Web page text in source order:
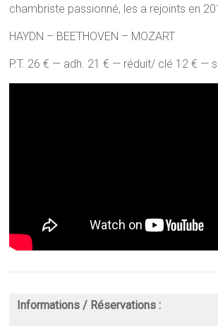
chambriste passionné, les a rejoints en
HAYDN – BEETHOVEN – MOZART
P.T. 26 € — adh. 21 € — réduit/ clé 12 € —
Informations / Réservations :